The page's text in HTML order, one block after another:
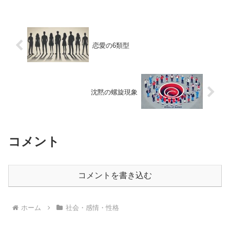
恋愛の6類型
沈黙の螺旋現象
コメント
コメントを書き込む
ホーム 社会・感情・性格